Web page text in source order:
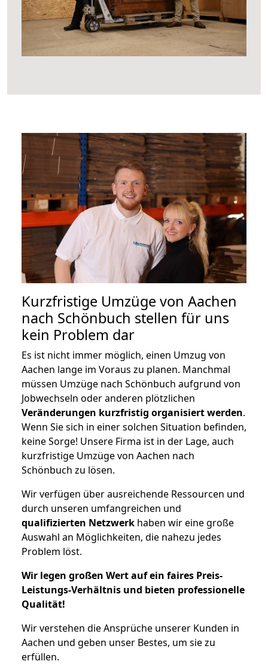
Kurzfristige Umzüge von Aachen
nach Schönbuch stellen für uns
kein Problem dar
Es ist nicht immer möglich, einen Umzug von
Aachen lange im Voraus zu planen. Manchmal
müssen Umzüge nach Schönbuch aufgrund von
Jobwechseln oder anderen plötzlichen
Veränderungen kurzfristig organisiert werden.
Wenn Sie sich in einer solchen Situation befinden,
keine Sorge! Unsere Firma ist in der Lage, auch
kurzfristige Umzüge von Aachen nach
Schönbuch zu lösen.
Wir verfügen über ausreichende Ressourcen und
durch unseren umfangreichen und
qualifizierten Netzwerk haben wir eine große
Auswahl an Möglichkeiten, die nahezu jedes
Problem löst.
Wir legen großen Wert auf ein faires Preis-
Leistungs-Verhältnis und bieten professionelle
Qualität!
Wir verstehen die Ansprüche unserer Kunden in
Aachen und geben unser Bestes, um sie zu
erfüllen.